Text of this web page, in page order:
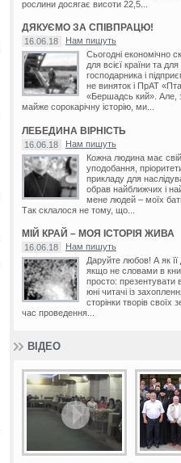
рослини досягає висоти 22,5...
ДЯКУЄМО ЗА СПІВПРАЦЮ!
16.06.18
Нам пишуть
Сьогодні економічно
для всієї країни та
господарника і
не виняток і ПрАТ
«Бершадсь кий». Але,
майже сорокарічну історію, ми...
ЛЕБЕДИНА ВІРНІСТЬ
16.06.18
Нам пишуть
Кожна людина має
уподобання,
прикладу для
обрав найближчих і
мене людей – моїх
Так склалося не тому, що...
МІЙ КРАЙ – МОЯ ІСТОРІЯ ЖИВА
16.06.18
Нам пишуть
Даруйте любов! А як її
якщо не словами в
просто: презентувати
юні читачі із
сторінки творів своїх
час проведення...
ВІДЕО